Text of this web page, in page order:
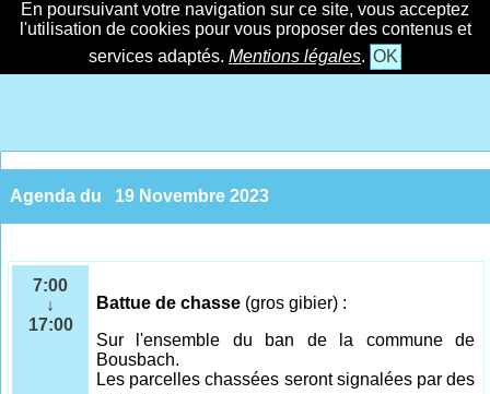
En poursuivant votre navigation sur ce site, vous acceptez
l'utilisation de cookies pour vous proposer des contenus et
services adaptés. Mentions légales. OK
Agenda du 19 Novembre 2023
7:00
↓
17:00
Battue de chasse (gros gibier) :
Sur l'ensemble
du ban de la commune de
Bousbach.
Les parcelles chassées seront signalées par des